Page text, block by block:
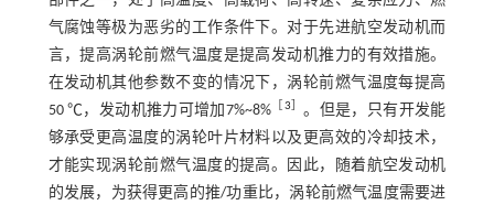
气腐蚀等极为恶劣的工作条件下。对于先进航空发动机而
言，提高涡轮前燃气温度是提高发动机推力的有效措施。
在发动机其他参数不变的情况下，涡轮前燃气温度每提高
50 ℃，发动机推力可增加7%~8%
3
。但是，只有开发能
够承受更高温度的涡轮叶片材料以及更高效的冷却技术，
才能实现涡轮前燃气温度的提高。因此，随着航空发动机
的发展，为获得更高的推/功重比，涡轮前燃气温度需要进